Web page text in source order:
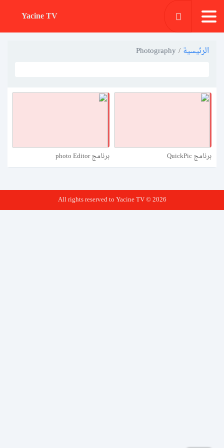
Yacine TV
الرئيسية /
Photography
برنامج QuickPic برنامج photo Editor
All rights reserved to Yacine TV © 2026